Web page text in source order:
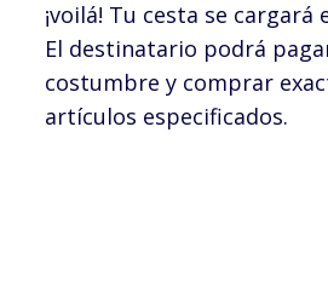
¡voilá! Tu cesta se cargará
El destinatario podrá
costumbre y comprar
artículos especificados.